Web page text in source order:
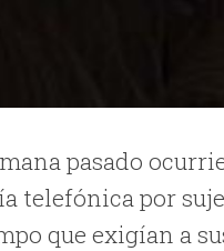
pasado
telefónica por
que exigían a